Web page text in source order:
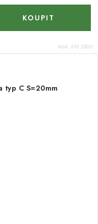
Kód: 615.200D
typ C S=20mm